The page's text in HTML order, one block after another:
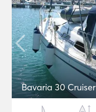
Bavaria 30 Cruiser